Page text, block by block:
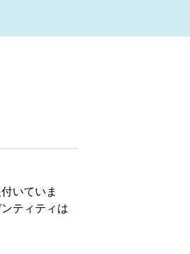
いていま
ティティは